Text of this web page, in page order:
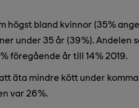
högst bland kvinnor (35%
under 35 år (39%). Andelen
föregående år till 14% 2019.
äta mindre kött under
var 26%.